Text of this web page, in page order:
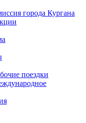
города Кургана
поездки